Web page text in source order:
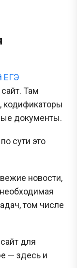
ЕГЭ
Там
кодификаторы
документы.
сути это
новости,
том числе
для
— здесь и